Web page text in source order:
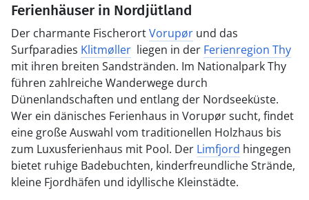
Ferienhäuser in Nordjütland
Der charmante FischerortVorupør und das
Surfparadies Klitmøller liegen in der Ferienregion Thy
mit ihren breiten Sandstränden. Im Nationalpark Thy
führen zahlreiche Wanderwege durch
Dünenlandschaften und entlang der Nordseeküste.
Wer ein dänisches Ferienhaus in Vorupør sucht, findet
eine große Auswahl vom traditionellen Holzhaus bis
zum Luxusferienhaus mit Pool. Der Limfjord hingegen
bietet ruhige Badebuchten, kinderfreundliche Strände,
kleine Fjordhäfen und idyllische Kleinstädte.